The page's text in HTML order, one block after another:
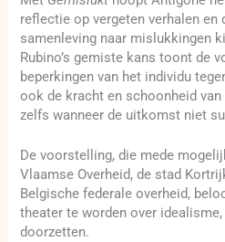
reflectie op vergeten verhalen en
samenleving naar mislukkingen
Rubino’s gemiste kans toont de
beperkingen van het individu
ook de kracht en schoonheid
zelfs wanneer de uitkomst niet
De voorstelling, die mede
Vlaamse Overheid, de stad
Belgische federale overheid,
theater te worden over
doorzetten.